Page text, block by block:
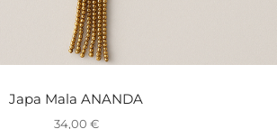
Japa Mala ANANDA
34,00 €